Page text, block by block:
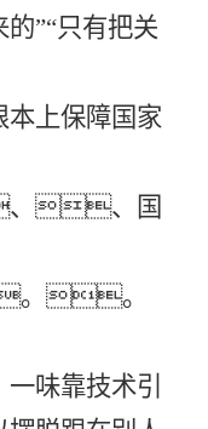
只有把关
上保障国家
、国
。
靠技术引